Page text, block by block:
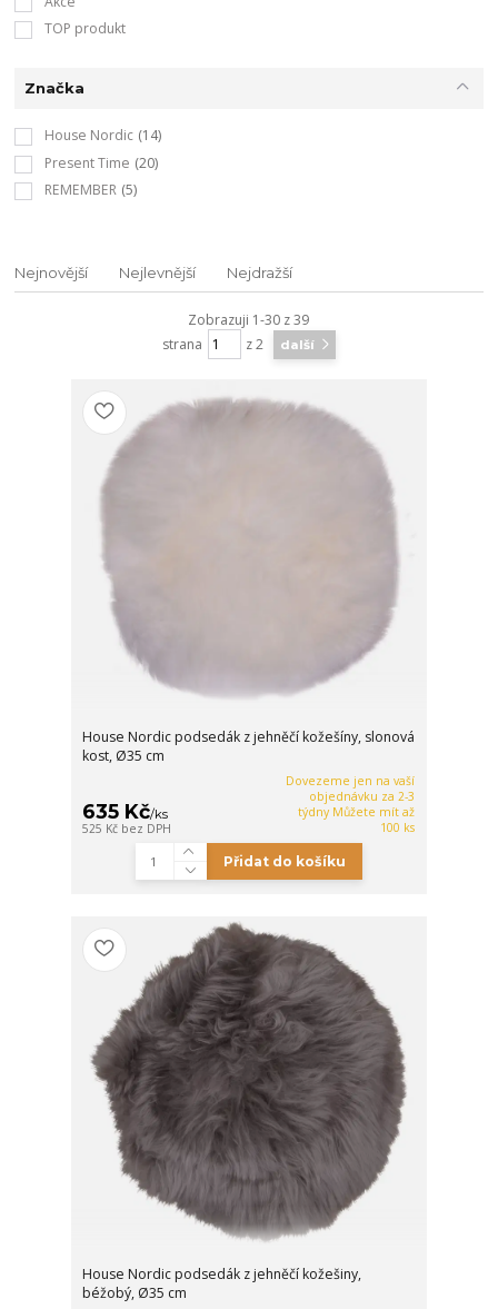
TOP produkt
Značka
House Nordic (14)
Present Time (20)
REMEMBER (5)
Nejnovější Nejlevnější Nejdražší
Zobrazuji 1-30 z 39
strana
z 2 další
House Nordic podsedák z jehněčí kožešíny, slonová
kost, Ø35 cm
635 Kč/ks
525 Kč bez DPH
Dovezeme jen na vaší
objednávku za 2-3
týdny Můžete mít až
100 ks
Přidat do košíku
House Nordic podsedák z jehněčí kožešiny,
béžobý, Ø35 cm